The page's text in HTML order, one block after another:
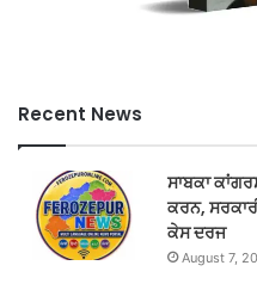
Recent News
ਸਾਬਕਾ
ਕਰਨ,
ਕੇਸ ਦਰਜ
August 7,